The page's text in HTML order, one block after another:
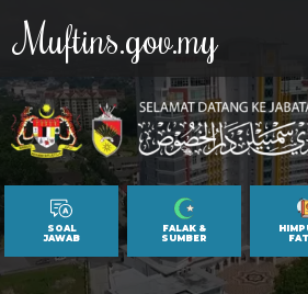
Muftins.gov.my
SOAL
JAWAB
FALAK &
SUMBER